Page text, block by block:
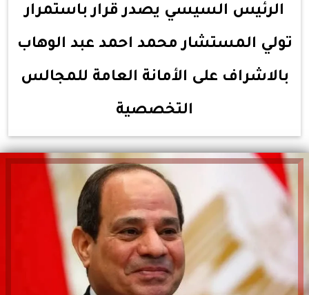
الرئيس السيسي يصدر قرار باستمرار
تولي المستشار محمد احمد عبد الوهاب
بالاشراف على الأمانة العامة للمجالس
التخصصية